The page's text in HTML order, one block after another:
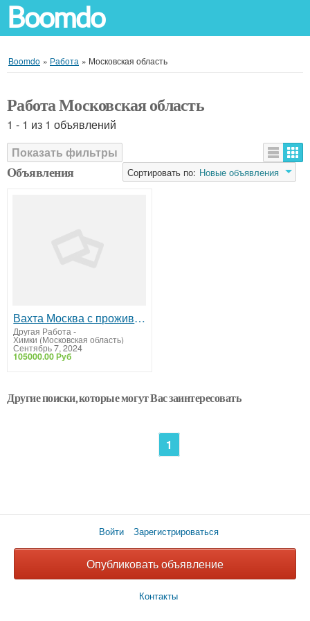
Boomdo
Boomdo » Работа » Московская область
Работа Московская область
1 - 1 из 1 объявлений
Показать фильтры
Сортировать по: Новые объявления
Объявления
Вахта Москва с проживанием и питанием
Другая Работа-
Химки (Московская область)
Сентябрь 7, 2024
105000.00 Руб
Другие поиски, которые могут Вас заинтересовать
1
Войти Зарегистрироваться
Опубликовать объявление
Контакты